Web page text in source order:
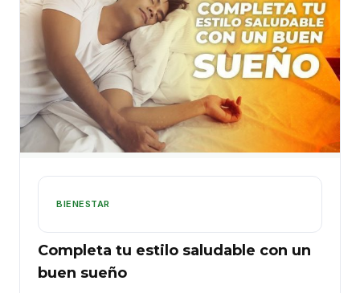
BIENESTAR
Completa tu estilo saludable con un
buen sueño